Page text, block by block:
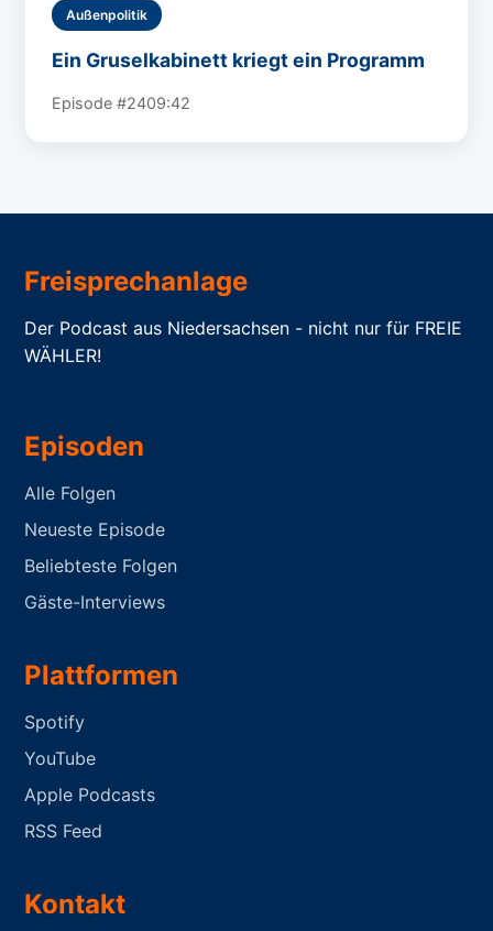
Außenpolitik
Ein Gruselkabinett kriegt ein Programm
Episode #2409:42
Freisprechanlage
Der Podcast aus Niedersachsen - nicht nur für FREIE
WÄHLER!
Episoden
Alle Folgen
Neueste Episode
Beliebteste Folgen
Gäste-Interviews
Plattformen
Spotify
YouTube
Apple Podcasts
RSS Feed
Kontakt